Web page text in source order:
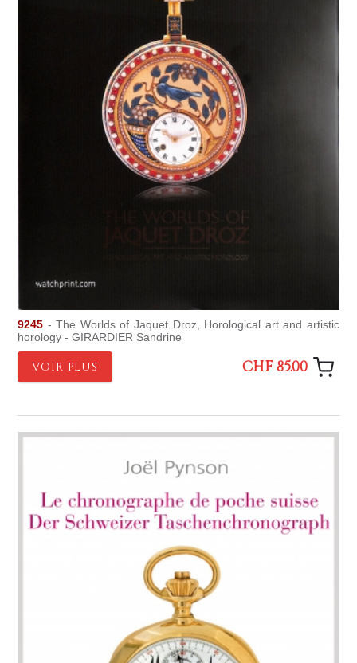
9245 - The Worlds of Jaquet Droz, Horological art and artistic
horology - GIRARDIER Sandrine
VOIR PLUS CHF 85.00